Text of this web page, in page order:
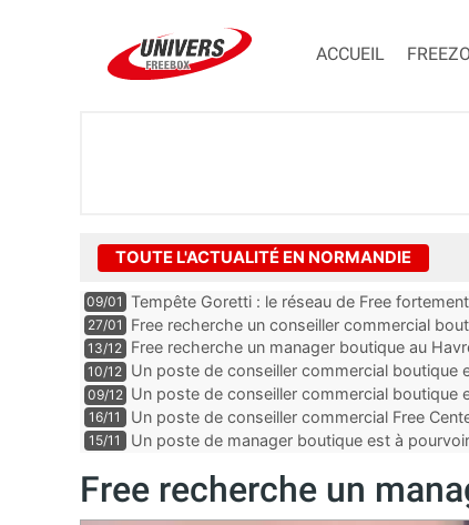
ACCUEIL
TOUTE L'ACTUALITÉ EN NORMANDIE
09/01 Tempête Goretti : le réseau de Free
27/01 Free recherche un conseiller commercial
13/12 Free recherche un manager boutique au
10/12 Un poste de conseiller commercial boutique
Calvados
09/12 Un poste de conseiller commercial boutique
département de la Seine-Maritime
16/11
Un poste de conseiller commercial Free
département de la Manche
15/11
Un poste de manager boutique est à
Free recherche un